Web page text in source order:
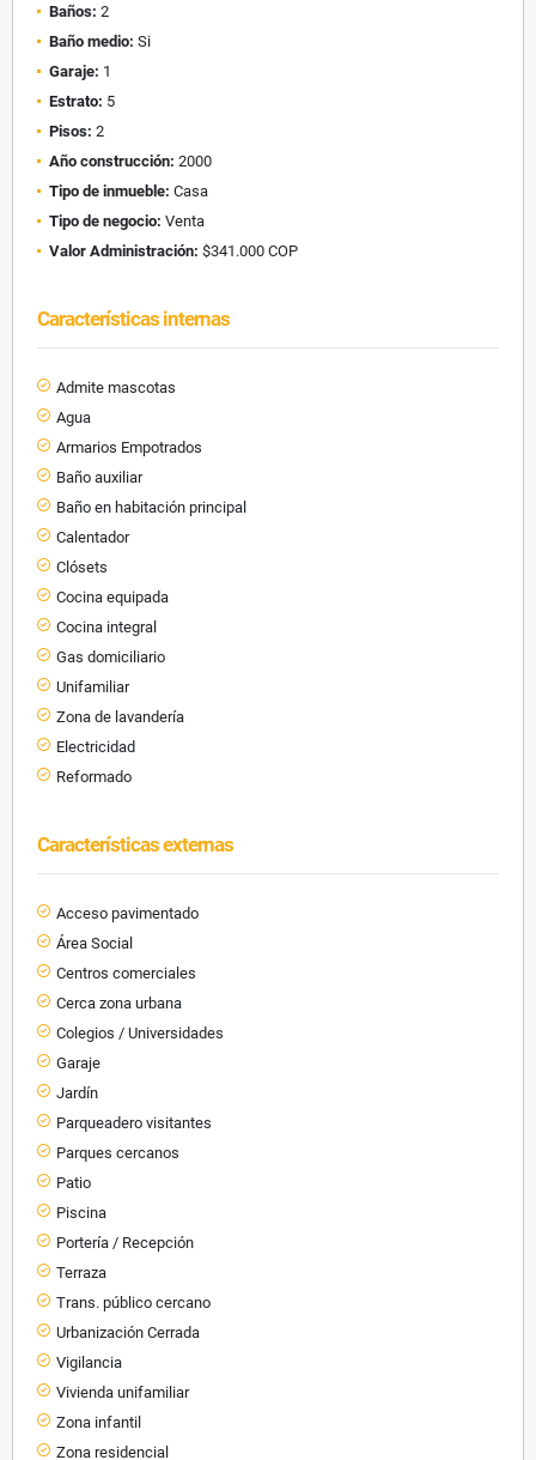
Baños: 2
Baño medio: Si
Garaje: 1
Estrato: 5
Pisos: 2
Año construcción: 2000
Tipo de inmueble: Casa
Tipo de negocio: Venta
Valor Administración: $341.000 COP
Características internas
Admite mascotas
Agua
Armarios Empotrados
Baño auxiliar
Baño en habitación principal
Calentador
Clósets
Cocina equipada
Cocina integral
Gas domiciliario
Unifamiliar
Zona de lavandería
Electricidad
Reformado
Características externas
Acceso pavimentado
Área Social
Centros comerciales
Cerca zona urbana
Colegios / Universidades
Garaje
Jardín
Parqueadero visitantes
Parques cercanos
Patio
Piscina
Portería / Recepción
Terraza
Trans. público cercano
Urbanización Cerrada
Vigilancia
Vivienda unifamiliar
Zona infantil
Zona residencial